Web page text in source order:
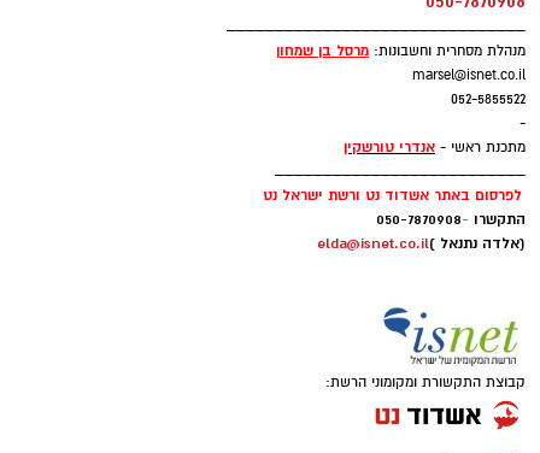
_______________________________
מנהלת מסחרית וחשבונות: מרסל בן שמחון
marsel@isnet.co.il
052-5855522
-
מתכנת ראשי - אנדרי טורשקין
__________________________
לפרסום באתר אשדוד נט ורשת ישראל נט
התקשרו -
050-7870908
(אלדה נתנאל )elda@isnet.co.il
קבוצת התקשורת ומקומוני הרשת: